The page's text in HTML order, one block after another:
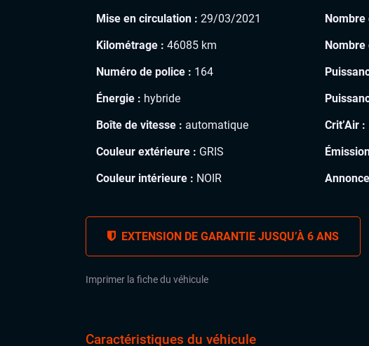
Mise en circulation : 29/03/2021
Kilométrage : 46085 km
Numéro de police : 164
Énergie : hybride
Boîte de vitesse : automatique
Couleur extérieure : GRIS
Couleur intérieure : NOIR
Nombre
Nombre
Crit’Air :
EXTENSION DE GARANTIE JUSQU’À 6 ANS
Imprimer la fiche du véhicule
Caractéristiques du véhicule